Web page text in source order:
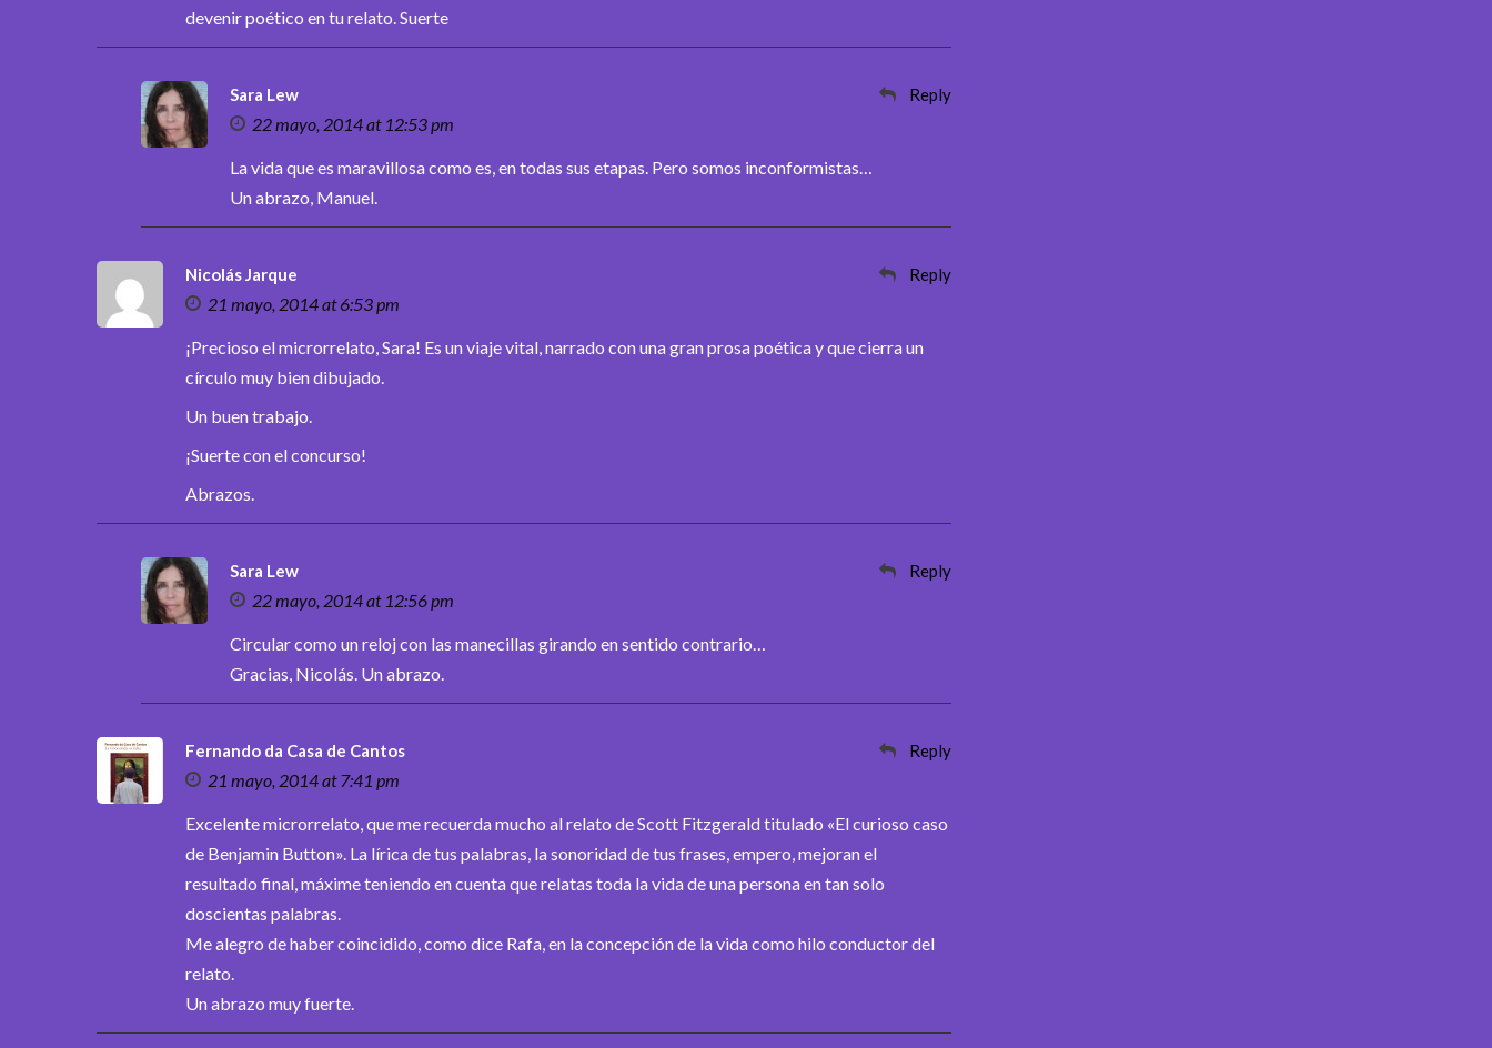
devenir poético en tu relato. Suerte
Sara Lew
22 mayo, 2014 at 12:53 pm
Reply
La vida que es maravillosa como es, en todas sus etapas. Pero somos inconformistas…
Un abrazo, Manuel.
Nicolás Jarque
21 mayo, 2014 at 6:53 pm
Reply
¡Precioso el microrrelato, Sara! Es un viaje vital, narrado con una gran prosa poética y que cierra un
círculo muy bien dibujado.
Un buen trabajo.
¡Suerte con el concurso!
Abrazos.
Sara Lew
22 mayo, 2014 at 12:56 pm
Reply
Circular como un reloj con las manecillas girando en sentido contrario…
Gracias, Nicolás. Un abrazo.
Fernando da Casa de Cantos
21 mayo, 2014 at 7:41 pm
Reply
Excelente microrrelato, que me recuerda mucho al relato de Scott Fitzgerald titulado «El curioso caso
de Benjamin Button». La lírica de tus palabras, la sonoridad de tus frases, empero, mejoran el
resultado final, máxime teniendo en cuenta que relatas toda la vida de una persona en tan solo
doscientas palabras.
Me alegro de haber coincidido, como dice Rafa, en la concepción de la vida como hilo conductor del
relato.
Un abrazo muy fuerte.